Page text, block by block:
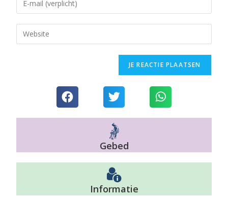
Gebed
Informatie